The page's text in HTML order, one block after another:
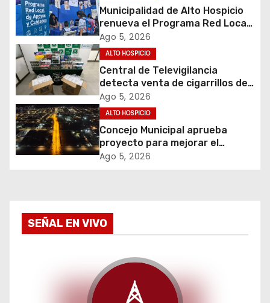
i
ó
n
d
e
e
r
a
Municipalidad de Alto Hospicio
renueva el Programa Red Local
de Apoyos y Cuidados
Ago 5, 2026
ALTO HOSPICIO
Central de Televigilancia
detecta venta de cigarrillos de
contrabando y permite
incautación de más de 3 mil
cajetillas
Ago 5, 2026
ALTO HOSPICIO
Concejo Municipal aprueba
proyecto para mejorar el
alumbrado público del sector El
Ago 5, 2026
SEÑAL EN VIVO